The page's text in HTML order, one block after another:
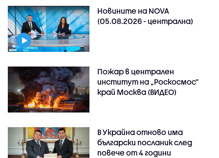
Новините на NOVA
(05.08.2026 - централна)
Пожар в централен
институт на „Роскосмос“
край Москва (ВИДЕО)
В Украйна отново има
български посланик след
повече от 4 години